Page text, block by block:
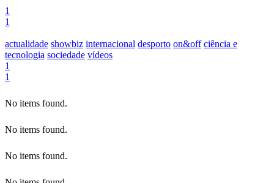
1
1
actualidade showbiz internacional desporto on&off ciência e
tecnologia sociedade vídeos
1
1
No items found.
No items found.
No items found.